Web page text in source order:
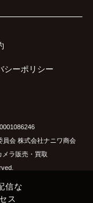
シーポリシー
員会 株式会社ナニワ商会
ラ販売・買取
信な
ス